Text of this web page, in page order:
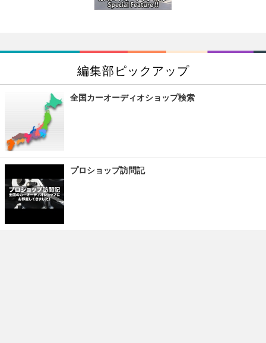
編集部ピックアップ
全国カーオーディオショップ検索
プロショップ訪問記